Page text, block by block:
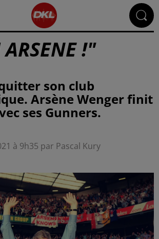
!"
son club
Arsène Wenger finit
ses Gunners.
à 9h35 par Pascal Kury